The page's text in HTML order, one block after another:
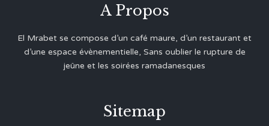
A Propos
El Mrabet se compose d’un café maure, d’un restaurant et
d’une espace évènementielle, Sans oublier le rupture de
jeûne et les soirées ramadanesques
Sitemap